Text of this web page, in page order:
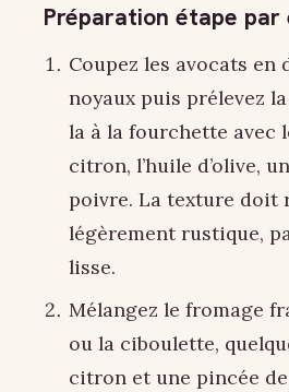
Préparation étape par
Coupez les avocats en
noyaux puis prélevez
la à la fourchette avec
citron, l’huile d’olive,
poivre. La texture doit
légèrement rustique,
lisse.
Mélangez le fromage
ou la ciboulette,
citron et une pincée